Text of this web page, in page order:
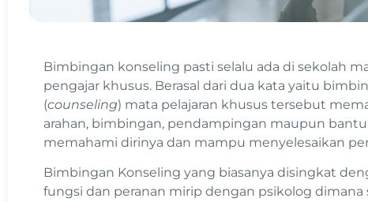
Bimbingan konseling pasti selalu ada di sekolah
pengajar khusus. Berasal dari dua kata yaitu
(counseling) mata pelajaran khusus tersebut
arahan, bimbingan, pendampingan maupun
memahami dirinya dan mampu menyelesaikan
Bimbingan Konseling yang biasanya disingkat
fungsi dan peranan mirip dengan psikolog dimana